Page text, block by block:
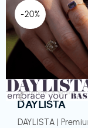
-20%
Gesundheit & Wellness
DAYLISTA
DAYLISTA |
€‎